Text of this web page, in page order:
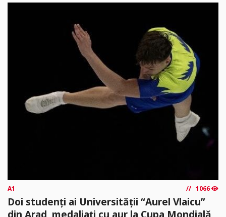
A1 1066
Doi studenți ai Universității “Aurel Vlaicu”
din Arad, medaliați cu aur la Cupa Mondială